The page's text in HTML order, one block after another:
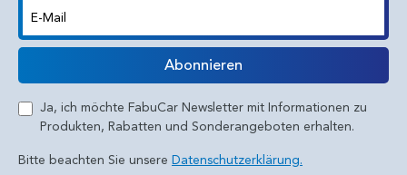
E-Mail
Abonnieren
Ja, ich möchte FabuCar Newsletter mit Informationen zu
Produkten, Rabatten und Sonderangeboten erhalten.
Bitte beachten Sie unsere Datenschutzerklärung.